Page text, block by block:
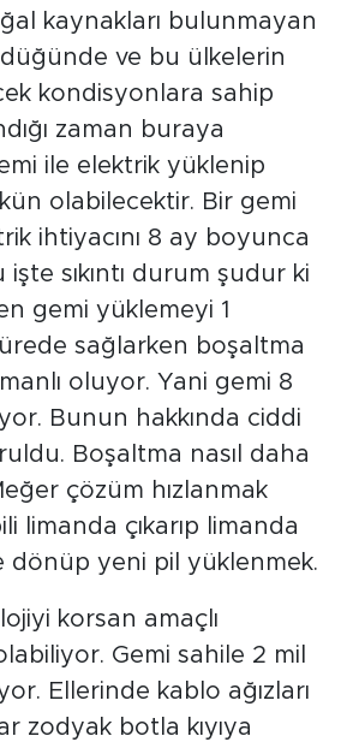
kaynakları bulunmayan
ve bu ülkelerin
kondisyonlara sahip
zaman buraya
ile elektrik yüklenip
olabilecektir. Bir gemi
ihtiyacını 8 ay boyunca
işte sıkıntı durum şudur ki
gemi yüklemeyi 1
sağlarken boşaltma
oluyor. Yani gemi 8
Bunun hakkında ciddi
Boşaltma nasıl daha
çözüm hızlanmak
limanda çıkarıp limanda
dönüp yeni pil yüklenmek.
korsan amaçlı
Gemi sahile 2 mil
Ellerinde kablo ağızları
zodyak botla kıyıya